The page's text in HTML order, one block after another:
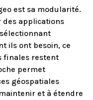
est sa modularité.
des applications
ils ont besoin, ce
finales restent
permet
géospatiales
et à étendre